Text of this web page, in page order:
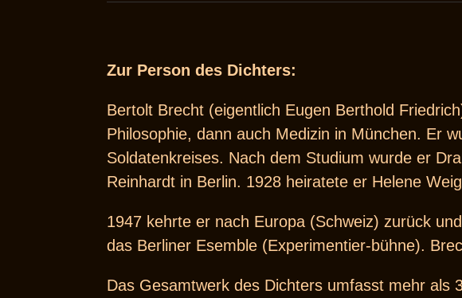
Zur Person des Dichters:
Bertolt Brecht (eigentlich Eugen Berthold
Philosophie, dann auch Medizin in München. Er
Soldatenkreises. Nach dem Studium wurde er
Reinhardt in Berlin. 1928 heiratete er Helene
1947 kehrte er nach Europa (Schweiz) zurück
das Berliner Esemble (Experimentier-bühne).
Das Gesamtwerk des Dichters umfasst mehr als